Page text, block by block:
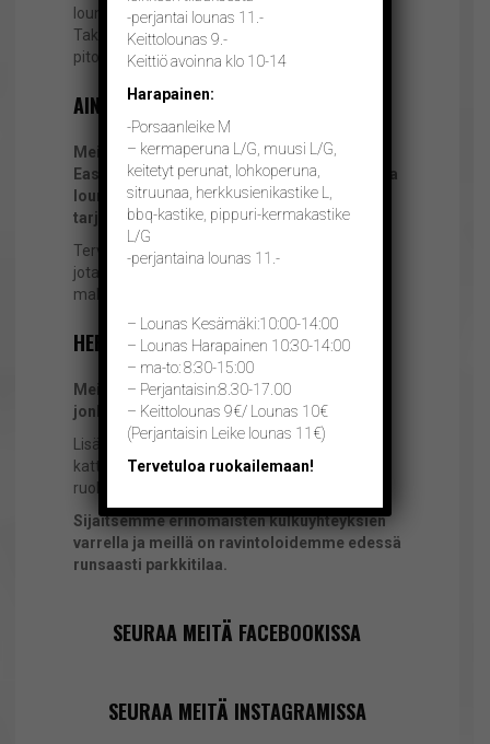
lounasravintola, josta saa myös a’la Carte- ja
TakeAway -annoksia sekä monipuolista
pitopalvelua.
AINA UNIIKKI ELÄMYS!
Meillä voit maksaa käteisellä, luottokortilla
EasyBreakilla, ePassilla, EdenRed -kortilla ja
lounasseteleillä. Lisäksi yrityksille
tarjoamme kuukausilaskutusta.
Tervetuloa nauttimaan herkullista kotiruokaa,
jota itse omin pienin kätösimme
mahdollisimman paljon valmistamme.
HERKULLISTA RUOKAA!
Meidät tunnetaan perjantain leikepäivästä,
jonka suosiosta olemme erityisen ylpeitä.
Lisäksi Anniskeluoikeudet sekä ennen kaikkea
kattava a’la Carte -listamme takaa maistuvan
ruokaelämyksen.
Sijaitsemme erinomaisten kulkuyhteyksien
varrella ja meillä on ravintoloidemme edessä
runsaasti parkkitilaa.
SEURAA MEITÄ FACEBOOKISSA
SEURAA MEITÄ INSTAGRAMISSA
-perjantai lounas 11.-
Keittolounas 9.-
Keittiö avoinna klo 10-14
Harapainen:
-Porsaanleike M
– kermaperuna L/G, muusi L/G,
keitetyt perunat, lohkoperuna,
sitruunaa, herkkusienikastike L,
bbq-kastike, pippuri-kermakastike
L/G
-perjantaina lounas 11.-
– Lounas Kesämäki:10:00-14:00
– Lounas Harapainen 10:30-14:00
– ma-to: 8:30-15:00
– Perjantaisin:8.30-17.00
– Keittolounas 9€/ Lounas 10€
(Perjantaisin Leike lounas 11€)
Tervetuloa ruokailemaan!